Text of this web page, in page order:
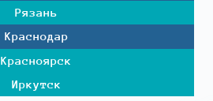
Рязань
Краснодар
Красноярск
Иркутск